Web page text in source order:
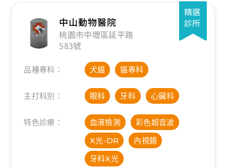
精選
診所
中山動物醫院
桃園市中壢區延平路
583號
品種專科： 犬貓 貓專科
主打科別： 眼科 牙科 心臟科
特色診療： 血液檢測
彩色超音波
X光-DR
內視鏡
牙科X光